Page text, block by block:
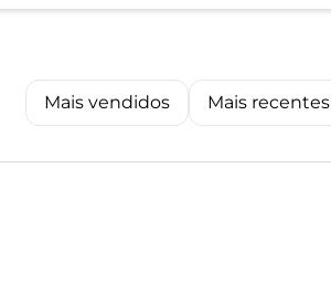
Mais vendidos Mais recentes